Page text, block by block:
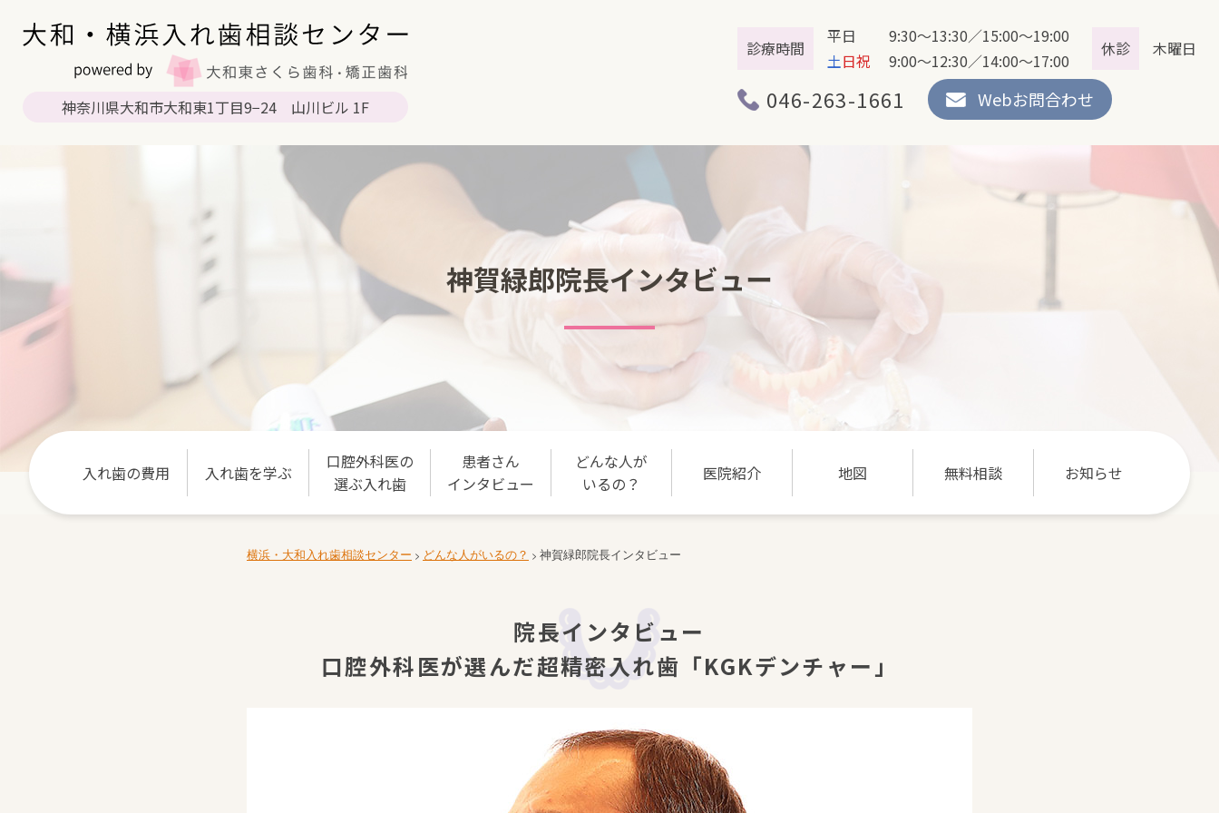
神奈川県大和市大和東1丁目9−24 山川ビル 1F
診療時間
平日 9:30～13:30／15:00～19:00
土日祝 9:00～12:30／14:00～17:00
休診 木曜日
046-263-1661 Webお問合わせ
神賀緑郎院長インタビュー
入れ歯の費用 入れ歯を学ぶ
口腔外科医の
選ぶ入れ歯
患者さん
インタビュー
どんな人が
いるの？
医院紹介 地図 無料相談 お知らせ
横浜・大和入れ歯相談センター > どんな人がいるの？ > 神賀緑郎院長インタビュー
院長インタビュー
口腔外科医が選んだ超精密入れ歯「KGKデンチャー」